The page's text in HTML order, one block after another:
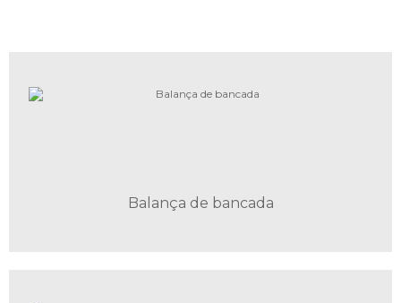
Balança de bancada